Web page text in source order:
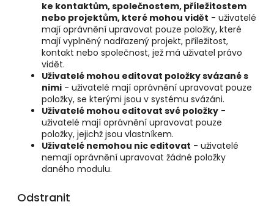
ke kontaktům, společnostem, příležitostem
nebo projektům, které mohou vidět - uživatelé
mají oprávnění upravovat pouze položky, které
mají vyplněný nadřazený projekt, příležitost,
kontakt nebo společnost, jež má uživatel právo
vidět.
Uživatelé mohou editovat položky svázané s
nimi - uživatelé mají oprávnění upravovat pouze
položky, se kterými jsou v systému svázáni.
Uživatelé mohou editovat své položky -
uživatelé mají oprávnění upravovat pouze
položky, jejichž jsou vlastníkem.
Uživatelé nemohou nic editovat - uživatelé
nemají oprávnění upravovat žádné položky
daného modulu.
Odstranit